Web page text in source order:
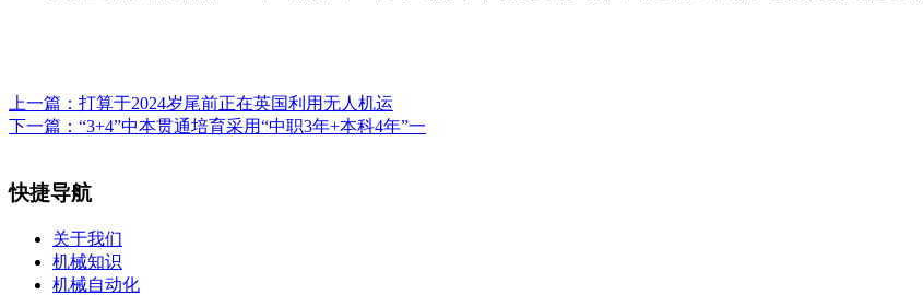
上一篇： 打算于2024岁尾前正在英国利用无人机运
下一篇： “3+4”中本贯通培育采用“中职3年+本科4年”一
快捷导航
关于我们
机械知识
机械自动化